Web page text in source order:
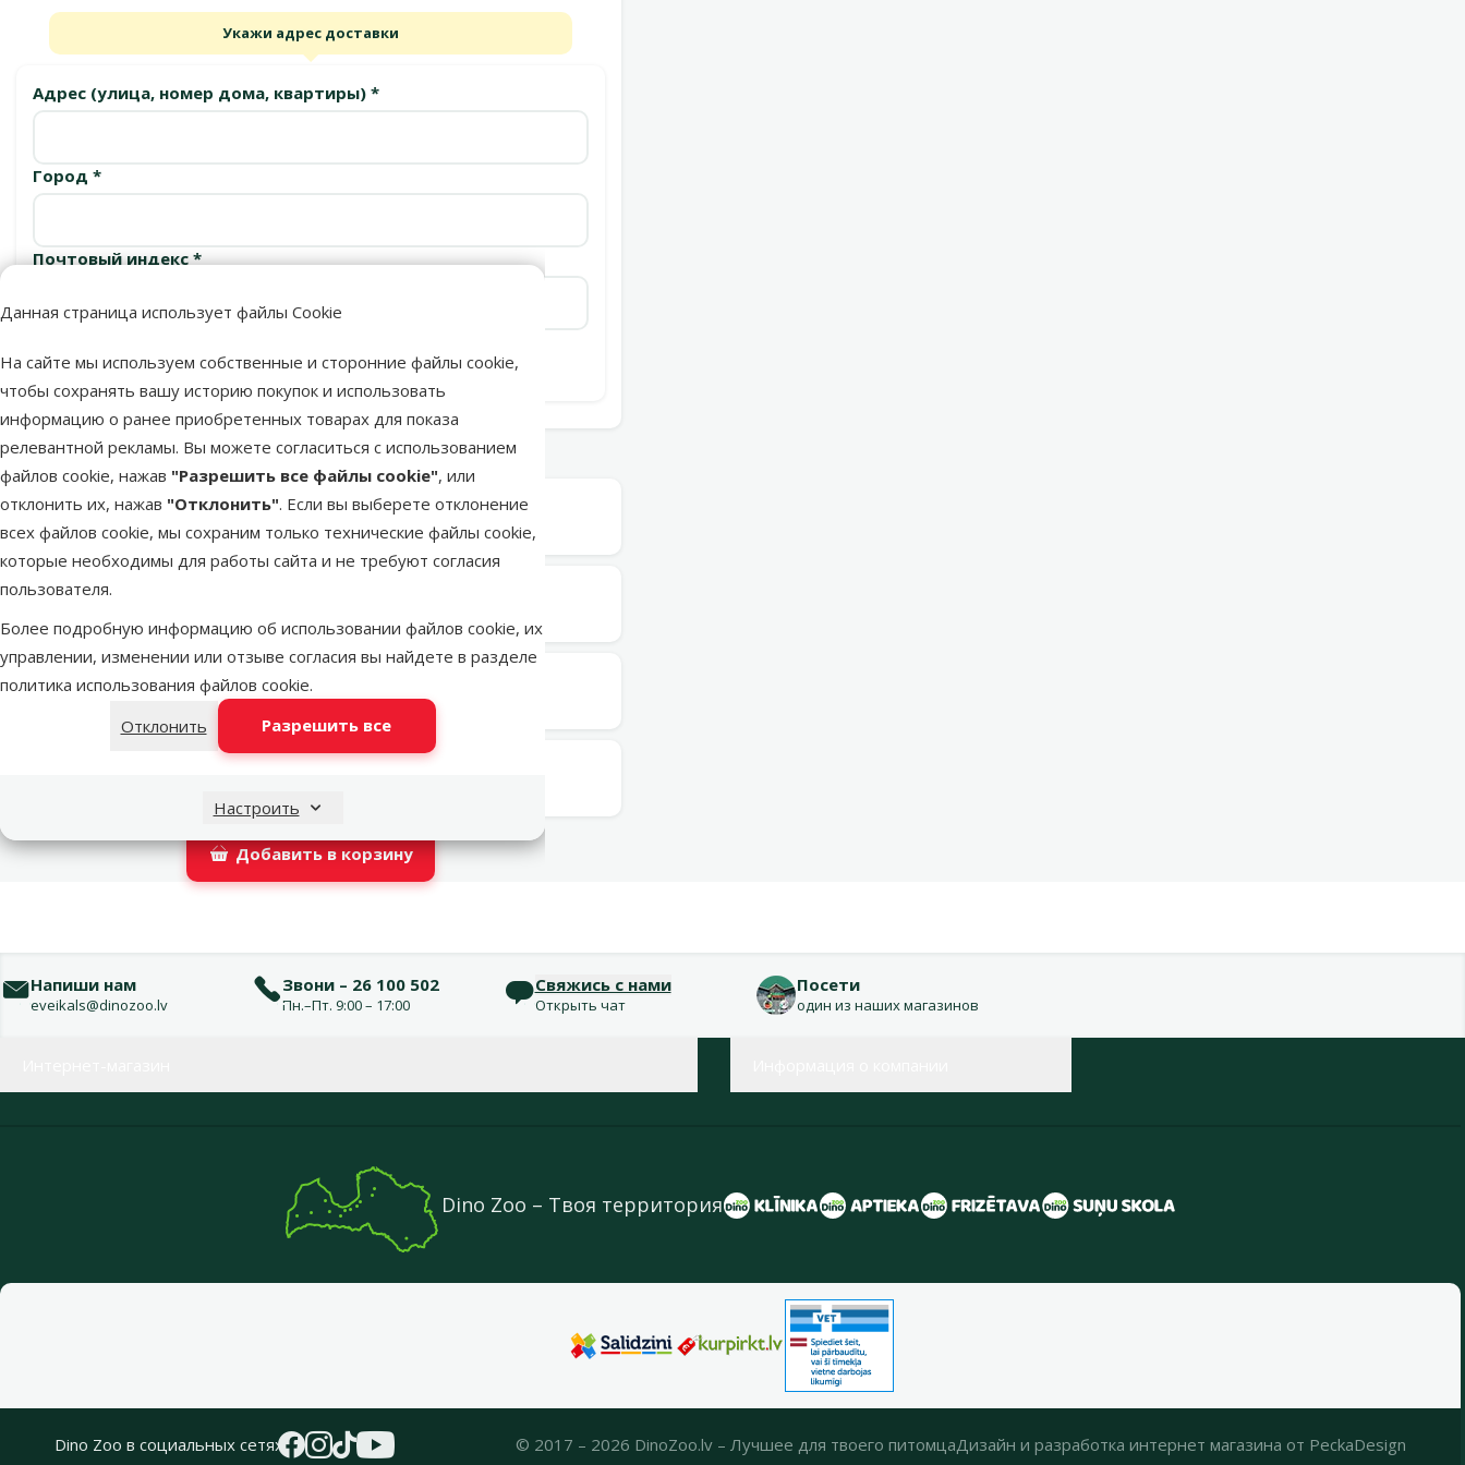
Данная страница использует файлы Cookie
На сайте мы используем собственные и сторонние файлы cookie,
чтобы сохранять вашу историю покупок и использовать
информацию о ранее приобретенных товарах для показа
релевантной рекламы. Вы можете согласиться с использованием
файлов cookie, нажав "Разрешить все файлы cookie", или
отклонить их, нажав "Отклонить". Если вы выберете отклонение
всех файлов cookie, мы сохраним только технические файлы cookie,
которые необходимы для работы сайта и не требуют согласия
пользователя.
Более подробную информацию об использовании файлов cookie, их
управлении, изменении или отзыве согласия вы найдете в разделе
политика использования файлов cookie.
Отклонить
Разрешить все
Настроить
Укажи адрес доставки
Адрес (улица, номер дома, квартиры) *
Город *
Почтовый индекс *
Подтвердить
LATVIJAS PASTS почтовое отделение в понедельник
OMNIVA пакоматы
Добавить в корзину
Напиши нам
eveikals@dinozoo.lv
Звони – 26 100 502
Пн.–Пт. 9:00 – 17:00
Свяжись с нами
Открыть чат
Посети
один из наших магазинов
Dino Zoo – Твоя территория
Dino Zoo в социальных сетях © 2017 – 2026 DinoZoo.lv – Лучшее для твоего питомцаДизайн и разработка интернет магазина от PeckaDesign